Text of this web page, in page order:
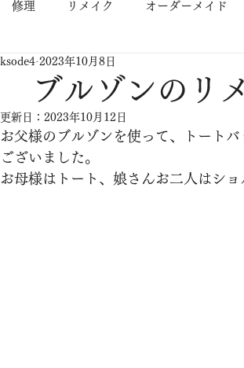
修理 リメイク オーダーメイド
ブルゾンのリ
ksode4 2023年10月8日
更新日： 2023年10月12日
お父様のブルゾンを使って、トート
ございました。
お母様はトート、娘さんお二人はショ